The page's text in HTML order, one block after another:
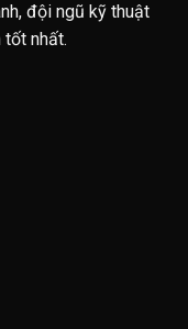
đội ngũ kỹ thuật
tốt nhất.